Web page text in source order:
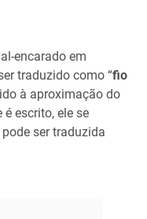
encarado em
traduzido como “fio
à aproximação do
escrito, ele se
ser traduzida